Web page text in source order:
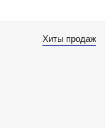
Хиты продаж